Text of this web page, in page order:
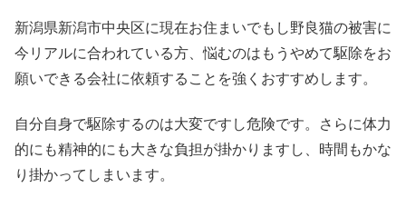
新潟県新潟市中央区に現在お住まいでもし野良猫の被害に
今リアルに合われている方、悩むのはもうやめて駆除をお
願いできる会社に依頼することを強くおすすめします。
自分自身で駆除するのは大変ですし危険です。さらに体力
的にも精神的にも大きな負担が掛かりますし、時間もかな
り掛かってしまいます。